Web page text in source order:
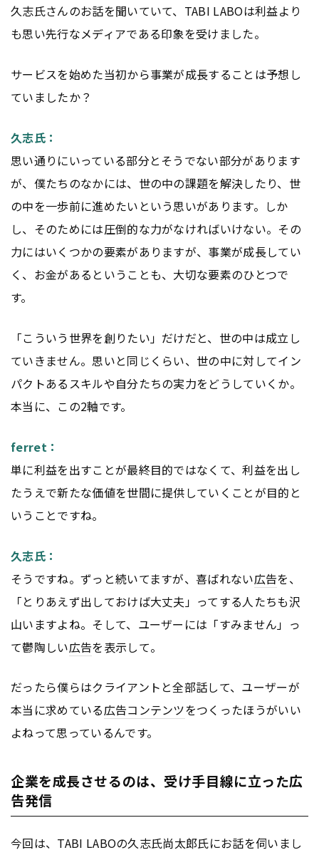
久志氏さんのお話を聞いていて、TABI LABOは利益より
も思い先行なメディアである印象を受けました。
サービスを始めた当初から事業が成長することは予想し
ていましたか？
久志氏：
思い通りにいっている部分とそうでない部分があります
が、僕たちのなかには、世の中の課題を解決したり、世
の中を一歩前に進めたいという思いがあります。しか
し、そのためには圧倒的な力がなければいけない。その
力にはいくつかの要素がありますが、事業が成長してい
く、お金があるということも、大切な要素のひとつで
す。
「こういう世界を創りたい」だけだと、世の中は成立し
ていきません。思いと同じくらい、世の中に対してイン
パクトあるスキルや自分たちの実力をどうしていくか。
本当に、この2軸です。
ferret：
単に利益を出すことが最終目的ではなくて、利益を出し
たうえで新たな価値を世間に提供していくことが目的と
いうことですね。
久志氏：
そうですね。ずっと続いてますが、喜ばれない広告を、
「とりあえず出しておけば大丈夫」ってする人たちも沢
山いますよね。そして、ユーザーには「すみません」っ
て鬱陶しい広告を表示して。
だったら僕らはクライアントと全部話して、ユーザーが
本当に求めている広告コンテンツをつくったほうがいい
よねって思っているんです。
企業を成長させるのは、受け手目線に立った広
告発信
今回は、TABI LABOの久志氏尚太郎氏にお話を伺いまし